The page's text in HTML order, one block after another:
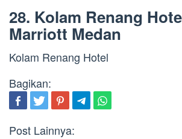
28. Kolam Renang
Marriott Medan
Kolam Renang Hotel
Bagikan:
Post Lainnya: